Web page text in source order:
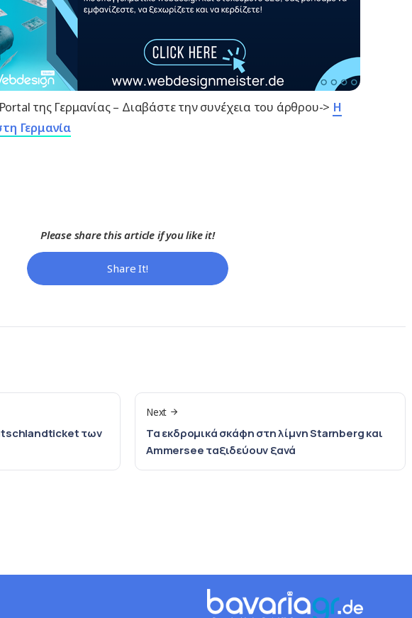
της Γερμανίας – Διαβάστε την συνέχεια του άρθρου-> Η
Γερμανία
Please share this article if you like it!
Share It!
των
Next
Τα εκδρομικά σκάφη στη λίμνη Starnberg και
Ammersee ταξιδεύουν ξανά